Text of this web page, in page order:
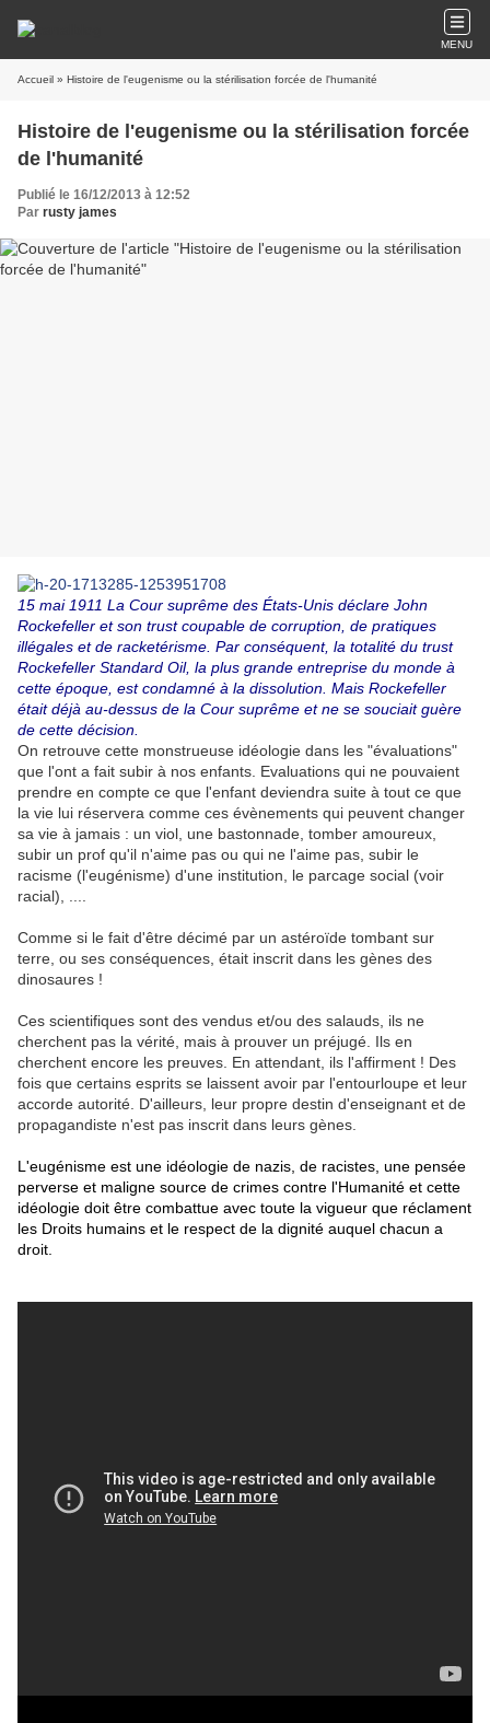
MENU
Accueil » Histoire de l'eugenisme ou la stérilisation forcée de l'humanité
Histoire de l'eugenisme ou la stérilisation forcée
de l'humanité
Publié le 16/12/2013 à 12:52
Par rusty james
15 mai 1911 La Cour suprême des États-Unis déclare John
Rockefeller et son trust coupable de corruption, de pratiques
illégales et de racketérisme. Par conséquent, la totalité du trust
Rockefeller Standard Oil, la plus grande entreprise du monde à
cette époque, est condamné à la dissolution. Mais Rockefeller
était déjà au-dessus de la Cour suprême et ne se souciait guère
de cette décision.
On retrouve cette monstrueuse idéologie dans les "évaluations"
que l'ont a fait subir à nos enfants. Evaluations qui ne pouvaient
prendre en compte ce que l'enfant deviendra suite à tout ce que
la vie lui réservera comme ces évènements qui peuvent changer
sa vie à jamais : un viol, une bastonnade, tomber amoureux,
subir un prof qu'il n'aime pas ou qui ne l'aime pas, subir le
racisme (l'eugénisme) d'une institution, le parcage social (voir
racial), ....
Comme si le fait d'être décimé par un astéroïde tombant sur
terre, ou ses conséquences, était inscrit dans les gènes des
dinosaures !
Ces scientifiques sont des vendus et/ou des salauds, ils ne
cherchent pas la vérité, mais à prouver un préjugé. Ils en
cherchent encore les preuves. En attendant, ils l'affirment ! Des
fois que certains esprits se laissent avoir par l'entourloupe et leur
accorde autorité. D'ailleurs, leur propre destin d'enseignant et de
propagandiste n'est pas inscrit dans leurs gènes.
L'eugénisme est une idéologie de nazis, de racistes, une pensée
perverse et maligne source de crimes contre l'Humanité et cette
idéologie doit être combattue avec toute la vigueur que réclament
les Droits humains et le respect de la dignité auquel chacun a
droit.